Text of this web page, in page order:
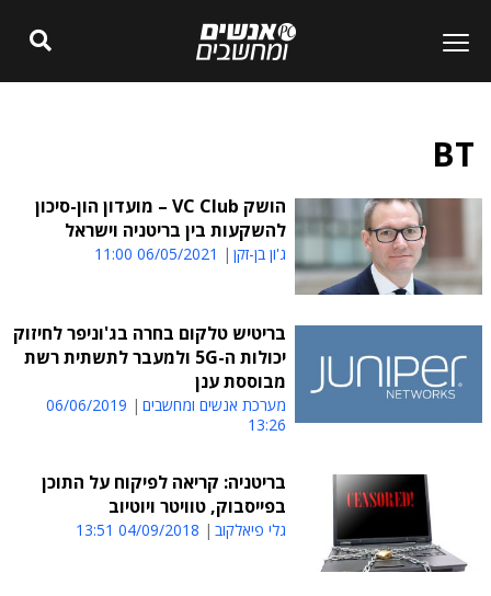
BT
הושק VC Club – מועדון הון-סיכון
להשקעות בין בריטניה וישראל
ג'ון בן-זקן 06/05/2021 11:00
בריטיש טלקום בחרה בג'וניפר לחיזוק
יכולות ה-5G ולמעבר לתשתית רשת
מבוססת ענן
מערכת אנשים ומחשבים
06/06/2019
13:26
בריטניה: קריאה לפיקוח על התוכן
בפייסבוק, טוויטר ויוטיוב
גלי פיאלקוב 04/09/2018 13:51